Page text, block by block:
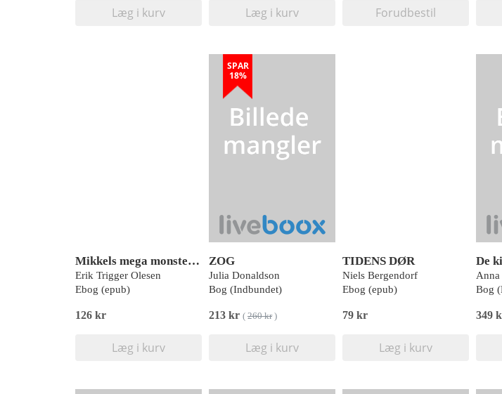
Læg i kurv Læg i kurv Forudbestil
Mikkels mega monstertruck
Erik Trigger Olesen
Ebog (epub)
126 kr
Læg i kurv
SPAR
18%
ZOG
Julia Donaldson
Bog (Indbundet)
213 kr ( 260 kr)
Læg i kurv
TIDENS DØR
Niels Bergendorf
Ebog (epub)
79 kr
Læg i kurv
Anna
Bog
349